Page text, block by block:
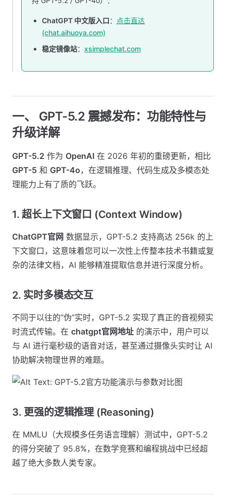
ChatGPT 中文版入口：
点击直达
(chat.aihuoya.com)
稳定镜像站： xsimplechat.com
一、 GPT-5.2 震撼发布：功能特性与
升级详解
GPT-5.2 作为 OpenAI 在 2026 年初的重磅更新，相比
GPT-5 和 GPT-4o，在逻辑推理、代码生成及多模态处
理能力上有了质的飞跃。
1. 超长上下文窗口 (Context Window)
ChatGPT官网 数据显示，GPT-5.2 支持高达 256k 的上
下文窗口，这意味着您可以一次性上传整本技术书籍或复
杂的法律文档，AI 能够精准提取信息并进行深度分析。
2. 实时多模态交互
不同于以往的“伪”实时，GPT-5.2 实现了真正的音视频实
时流式传输。在 chatgpt官网地址 的演示中，用户可以
与 AI 进行毫秒级的语音对话，甚至通过摄像头实时让 AI
协助解决物理世界的难题。
3. 更强的逻辑推理 (Reasoning)
在 MMLU（大规模多任务语言理解）测试中，GPT-5.2
的得分突破了 95.8%，在数学竞赛和编程挑战中已经超
越了绝大多数人类专家。